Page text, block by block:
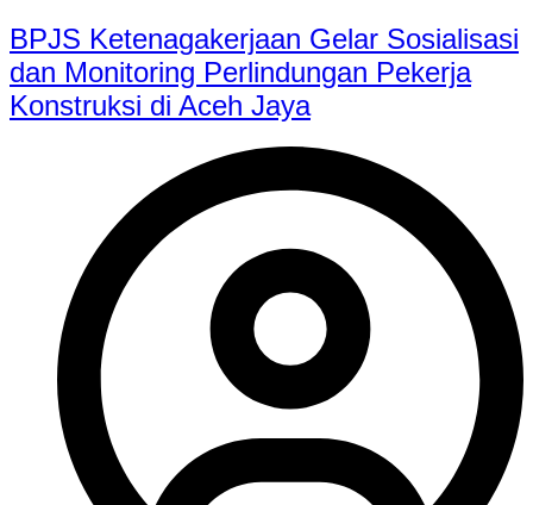
BPJS Ketenagakerjaan Gelar Sosialisasi
dan Monitoring Perlindungan Pekerja
Konstruksi di Aceh Jaya